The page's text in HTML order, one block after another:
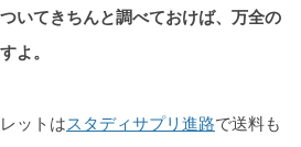
いてきちんと調べておけば、万全の
よ。
ットはスタディサプリ進路で送料も